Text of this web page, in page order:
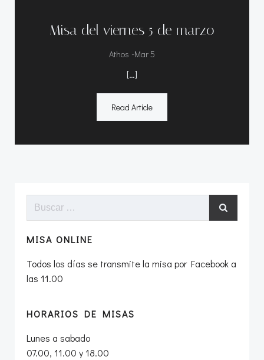
Misa del viernes 5 de marzo
Athos -Mar 5
[…]
Read Article
Buscar:
MISA ONLINE
Todos los días se transmite la misa por Facebook a
las 11.00
HORARIOS DE MISAS
Lunes a sabado
07.00, 11.00 y 18.00